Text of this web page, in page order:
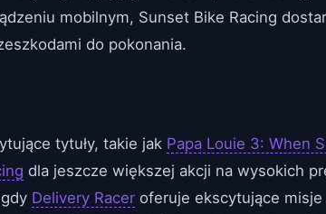
mobilnym, Sunset Bike Racing
do pokonania.
tytuły, takie jak Papa Louie 3: When
dla jeszcze większej akcji na wysokich
Delivery Racer oferuje ekscytujące